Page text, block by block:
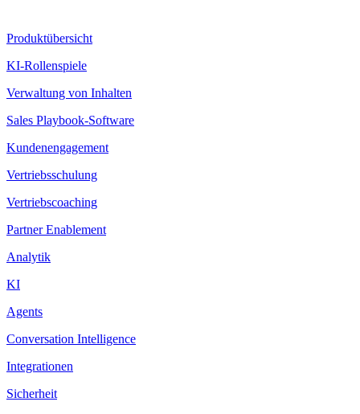
Produktübersicht
KI-Rollenspiele
Verwaltung von Inhalten
Sales Playbook-Software
Kundenengagement
Vertriebsschulung
Vertriebscoaching
Partner Enablement
Analytik
KI
Agents
Conversation Intelligence
Integrationen
Sicherheit